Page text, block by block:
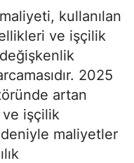
kullanılan
ve işçilik
2025
artan
ve işçilik
maliyetler